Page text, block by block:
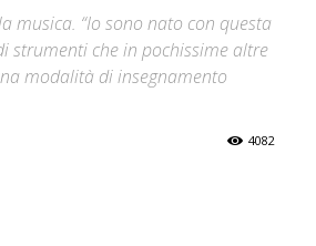
musica. “Io sono nato con questa
strumenti che in pochissime altre
modalità di insegnamento
4082